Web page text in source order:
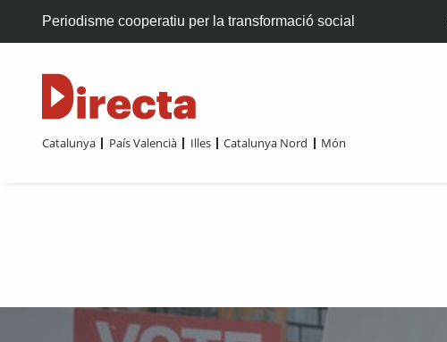
Periodisme cooperatiu per la transformació social
Catalunya País Valencià Illes Catalunya Nord Món